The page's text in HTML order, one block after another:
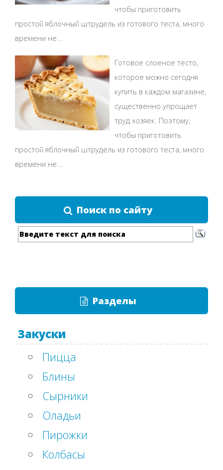
чтобы приготовить
простой яблочный штрудель из готового теста, много
времени не...
Готовое слоеное тесто,
которое можно сегодня
купить в каждом магазине,
существенно упрощает
труд хозяек. Поэтому,
чтобы приготовить
простой яблочный штрудель из готового теста, много
времени не...
Поиск по сайту
Разделы
Закуски
Пицца
Блины
Сырники
Оладьи
Пирожки
Колбасы